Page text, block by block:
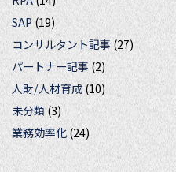
SAP (19)
コンサルタント記事 (27)
パートナー記事(2)
人財/人材育成 (10)
未分類(3)
業務効率化(24)